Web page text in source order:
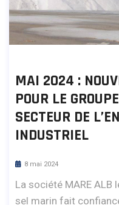
MAI 2024 :
POUR LE
SECTEUR DE
INDUSTRIEL
8 mai 2024
La société MARE
sel marin fait